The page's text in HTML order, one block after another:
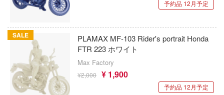
予約品 12月予定
SALE
PLAMAX MF-103 Rider's portrait Honda
FTR 223 ホワイト
Max Factory
¥2,000 ¥ 1,900
予約品 12月予定
うる星やつら
ウマ娘 プリティーダービー
宇宙戦艦ヤマト
AXYTOYS
アイラブキット(ビーバーコーポレーショ
アティチュードアビエーション(ビーバー
様にいつの間にか駄目人間にされてい
はおしまい!
者になりたくて!
オフィスエー
型
上委員会